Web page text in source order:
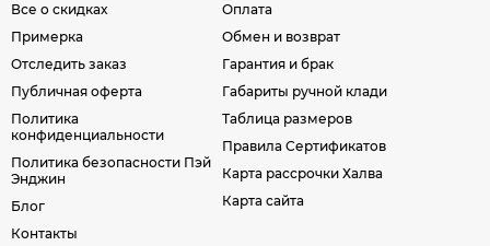
Все о скидках
Примерка
Отследить заказ
Публичная оферта
Политика
конфиденциальности
Политика безопасности Пэй
Энджин
Блог
Контакты
Оплата
Обмен и возврат
Гарантия и брак
Габариты ручной клади
Таблица размеров
Правила Сертификатов
Карта рассрочки Халва
Карта сайта